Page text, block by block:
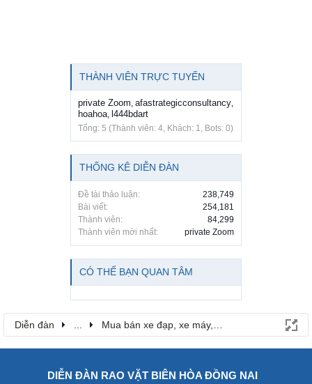
THÀNH VIÊN TRỰC TUYẾN
private Zoom afastrategicconsultancy
hoahoa l444bdart
Tổng: 5 (Thành viên: 4, Khách: 1, Bots: 0)
THỐNG KÊ DIỄN ĐÀN
Đề tài thảo luận:
238,749
Bài viết:
254,181
Thành viên:
84,299
Thành viên mới nhất:
private Zoom
CÓ THỂ BẠN QUAN TÂM
Diễn đàn Mua bán xe đạp, xe máy, ô tô
DIỄN ĐÀN RAO VẶT BIÊN HÒA ĐỒNG NAI